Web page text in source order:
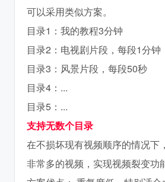
可以采用类似方案。
目录1：我的教程3分钟
目录2：电视剧片段，每段1分钟
目录3：风景片段，每段50秒
目录4：...
目录5：...
支持无数个目录
在不损坏现有视频顺序的情况下
非常多的视频，实现视频裂变功